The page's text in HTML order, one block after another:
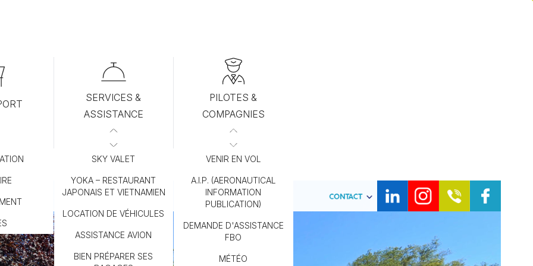
SERVICES &
ASSISTANCE
SKY VALET
YOKA – RESTAURANT
JAPONAIS ET VIETNAMIEN
LOCATION DE VÉHICULES
ASSISTANCE AVION
BIEN PRÉPARER SES
PILOTES &
COMPAGNIES
VENIR EN VOL
A.I.P. (AERONAUTICAL
INFORMATION
PUBLICATION)
DEMANDE D'ASSISTANCE
FBO
MÉTÉO